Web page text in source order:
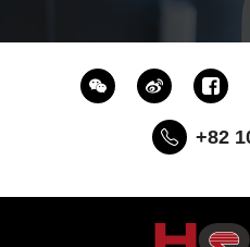
+82